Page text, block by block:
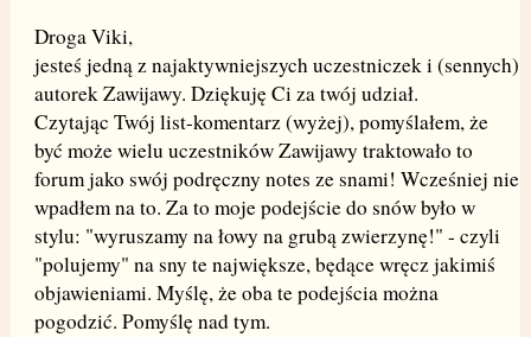
Droga Viki,
jesteś jedną z najaktywniejszych uczestniczek i (sennych)
autorek Zawijawy. Dziękuję Ci za twój udział.
Czytając Twój list-komentarz (wyżej), pomyślałem, że
być może wielu uczestników Zawijawy traktowało to
forum jako swój podręczny notes ze snami! Wcześniej nie
wpadłem na to. Za to moje podejście do snów było w
stylu: "wyruszamy na łowy na grubą zwierzynę!" - czyli
"polujemy" na sny te największe, będące wręcz jakimiś
objawieniami. Myślę, że oba te podejścia można
pogodzić. Pomyślę nad tym.